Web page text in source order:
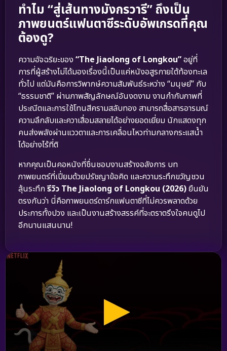
ทำไม “สู่เส้นทางมังกรวารี” ถึงเป็น
ภาพยนตร์แฟนตาซีระดับอัพเกรดที่คุณ
ต้องดู?
ความอัจฉริยะของ “The Jiaolong of Longkou”อยู่ที่
การที่ผู้สร้างไม่ได้มองเรื่องนี้เป็นแค่หนังอสูรกายใต้ท้องทะเล
ทั่วไป แต่มันคือการวิพากษ์ความสัมพันธ์ระหว่าง “มนุษย์” กับ
“ธรรมชาติ” ผ่านภาพสัญลักษณ์อันงดงาม งานกำกับภาพที่
ประณีตและการใช้โทนสีครามสลับทอง สามารถสื่อสารอารมณ์
ความลึกลับและควาเสื่อมสลายได้อย่างยอดเยี่ยม นักแสดงทุก
คนส่งพลังผ่านแววตาและการเคลื่อนไหวท่ามกลางกระแสน้ำ
ได้อย่างไร้ที่ติ
หากคุณเป็นคอหนังที่ชื่นชอบงานสร้างอลังการ บท
ภาพยนตร์ที่เปี่ยมด้วยปรัชญาข้อคิด และความระทึกขวัญชวน
ลุ้นระทึกรีวิว The Jiaolong of Longkou (2026)ยืนยัน
ตรงกันว่า นี่คือภาพยนตร์ดาร์กแฟนตาซีที่ไม่ควรพลาดด้วย
ประการทั้งปวง และเป็นงานสร้างสรรค์ที่จะตราตรึงใจคนดูไป
อีกนานแสนนาน!